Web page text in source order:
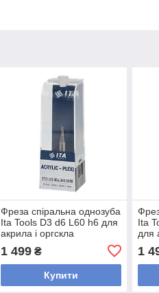
Фреза спіральна однозуба
Ita Tools D3 d6 L60 h6 для
акрила і оргскла
(ST01.03.006.060.06RE)
1 499₴
Купити
Ita
для
1